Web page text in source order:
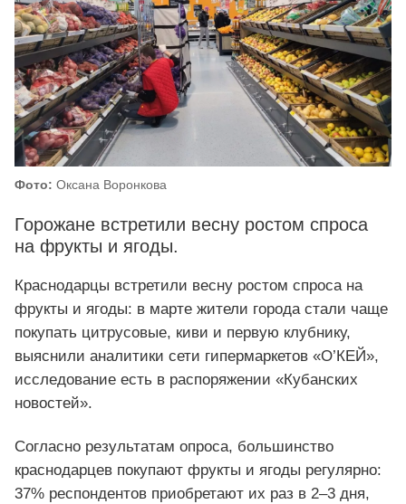
Фото: Оксана Воронкова
Горожане встретили весну ростом спроса
на фрукты и ягоды.
Краснодарцы встретили весну ростом спроса на
фрукты и ягоды: в марте жители города стали чаще
покупать цитрусовые, киви и первую клубнику,
выяснили аналитики сети гипермаркетов «О’КЕЙ»,
исследование есть в распоряжении «Кубанских
новостей».
Согласно результатам опроса, большинство
краснодарцев покупают фрукты и ягоды регулярно:
37% респондентов приобретают их раз в 2–3 дня,